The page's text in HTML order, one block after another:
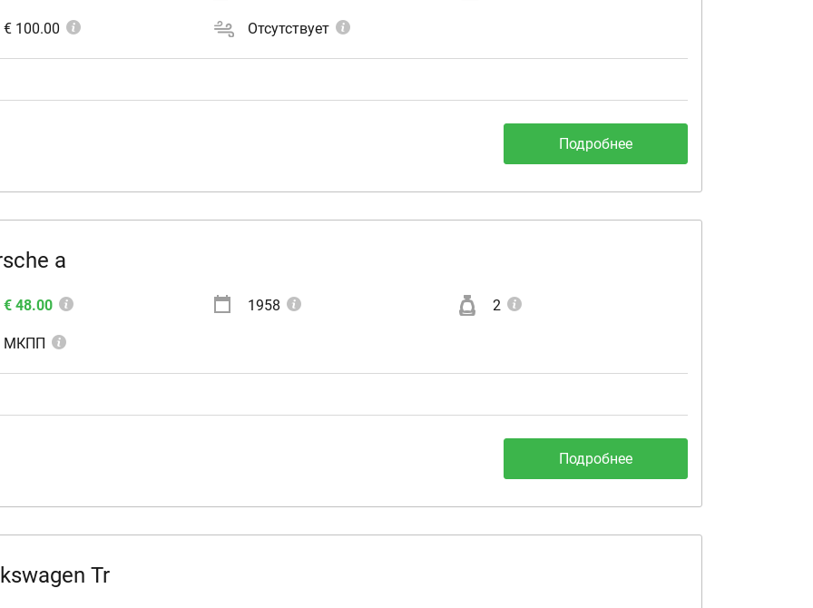
€ 100.00 Отсутствует
Подробнее
a
€ 48.00 1958 2
МКПП
Подробнее
Tr